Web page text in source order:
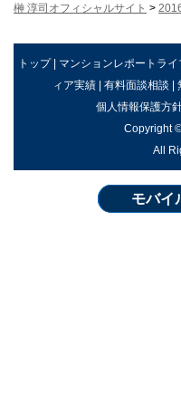
榊 淳司オフィシャルサイト >
トップ| マンションレポートライ
ィア実績| 有料面談相談 |
個人情報保護方
Copyright
All
モバイ